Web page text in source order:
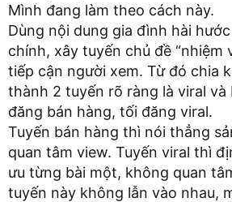
Mình đang làm theo cách này.
Dùng nội dung gia đình hài
chính, xây tuyến chủ đề “nhiệm
tiếp cận người xem. Từ đó chia
thành 2 tuyến rõ ràng là viral và
đăng bán hàng, tối đăng viral.
Tuyến bán hàng thì nói thẳng
quan tâm view. Tuyến viral thì
ưu từng bài một, không quan
tuyến này không lẫn vào nhau,